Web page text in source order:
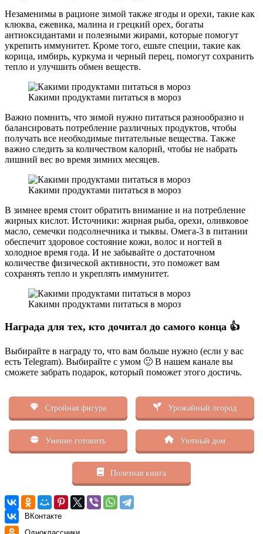
Незаменимы в рационе зимой также ягоды и орехи, такие как
клюква, ежевика, малина и грецкий орех, богаты
антиоксидантами и полезными жирами, которые помогут
укрепить иммунитет. Кроме того, ешьте специи, такие как
корица, имбирь, куркума и черный перец, помогут сохранить
тепло и улучшить обмен веществ.
Какими продуктами питаться в мороз
Важно помнить, что зимой нужно питаться разнообразно и
балансировать потребление различных продуктов, чтобы
получать все необходимые питательные вещества. Также
важно следить за количеством калорий, чтобы не набрать
лишний вес во время зимних месяцев.
Какими продуктами питаться в мороз
В зимнее время стоит обратить внимание и на потребление
жирных кислот. Источники: жирная рыба, орехи, оливковое
масло, семечки подсолнечника и тыквы. Омега-3 в питании
обеспечит здоровое состояние кожи, волос и ногтей в
холодное время года. И не забывайте о достаточном
количестве физической активности, это поможет вам
сохранять тепло и укреплять иммунитет.
Какими продуктами питаться в мороз
Награда для тех, кто дочитал до самого конца 👍
Выбирайте в награду то, что вам больше нужно (если у вас
есть Telegram). Выбирайте с умом 🙂 В нашем канале вы
сможете забрать подарок, который поможет этого достичь.
Стройная фигура Урожайный огород
Умение готовить Уютный дом
Полезная книга
ВКонтакте